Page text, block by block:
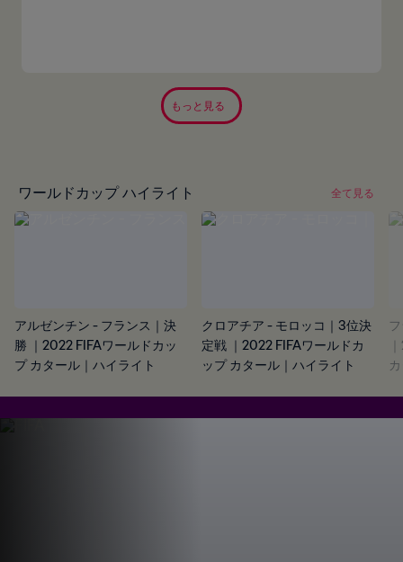
もっと見る
ワールドカップ ハイライト 全て見る
アルゼンチン - フランス｜決
勝 ｜2022 FIFAワールドカッ
プ カタール｜ハイライト
クロアチア - モロッコ｜3位決
定戦 ｜2022 FIFAワールドカ
ップ カタール｜ハイライト